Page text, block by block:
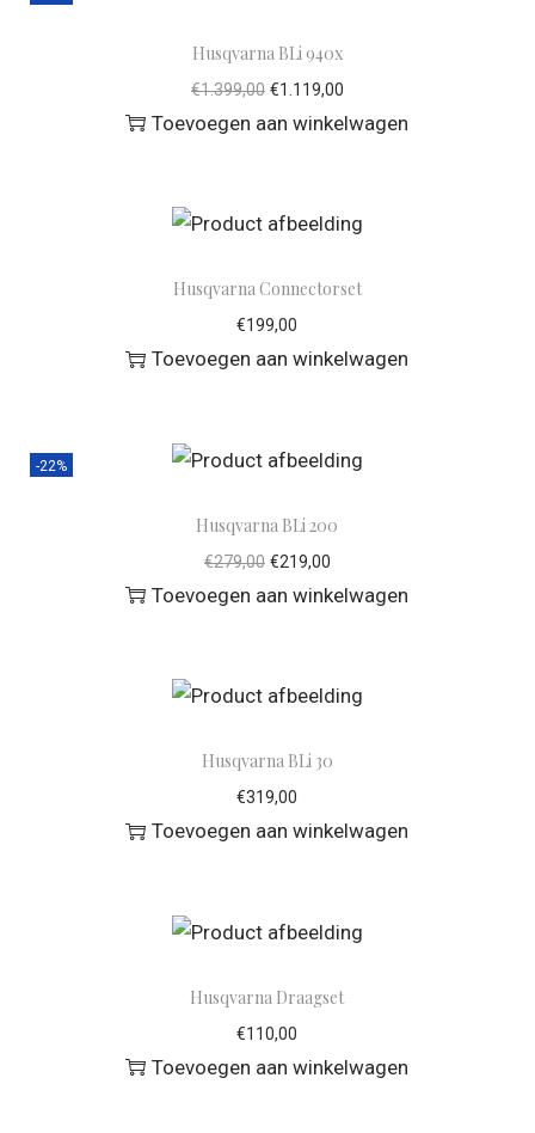
Husqvarna BLi 940x
€1.399,00 €1.119,00
Toevoegen aan winkelwagen
Husqvarna Connectorset
€199,00
Toevoegen aan winkelwagen
-22%
Husqvarna BLi 200
€279,00 €219,00
Toevoegen aan winkelwagen
Husqvarna BLi 30
€319,00
Toevoegen aan winkelwagen
Husqvarna Draagset
€110,00
Toevoegen aan winkelwagen